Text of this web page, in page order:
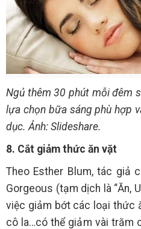
Ngủ thêm 30 phút mỗi đêm
lựa chọn bữa sáng phù hợp
dục. Ảnh: Slideshare.
8. Cắt giảm thức ăn vặt
Theo Esther Blum, tác giả
Gorgeous (tạm dịch là “Ăn,
việc giảm bớt các loại thức
cô la…có thể giảm vài trăm